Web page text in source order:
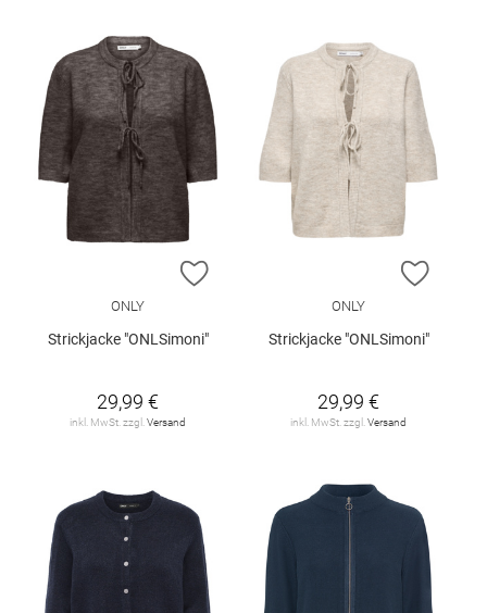
ZUR WUNSCHLISTE HINZUFÜGEN
ONLY
Strickjacke "ONLSimoni"
29,99 €
inkl. MwSt. zzgl.Versand
ZUR
ONLY
Strickjacke "ONLSimoni"
29,99 €
inkl. MwSt. zzgl.Versand